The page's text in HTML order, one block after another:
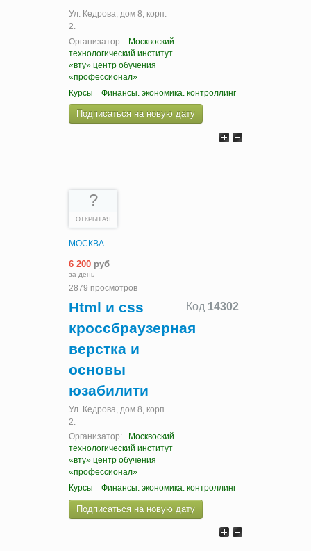
Ул. Кедрова, дом 8, корп.
2.
Организатор:
Москвоский
технологический институт
«вту» центр обучения
«профессионал»
Курсы
Финансы. экономика. контроллинг
Подписаться на новую дату
?
ОТКРЫТАЯ
МОСКВА
6 200 руб
за день
2879 просмотров
Код 14302
Html и css
кроссбраузерная
верстка и
основы
юзабилити
Ул. Кедрова, дом 8, корп.
2.
Организатор:
Москвоский
технологический институт
«вту» центр обучения
«профессионал»
Курсы
Финансы. экономика. контроллинг
Подписаться на новую дату